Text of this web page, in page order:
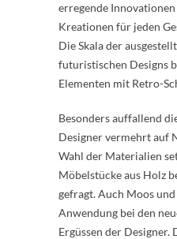
erregende
Kreationen für jeden
Die Skala der
futuristischen Designs
Elementen mit Retro-
Besonders auffallend
Designer vermehrt auf
Wahl der Materialien
Möbelstücke aus Holz
gefragt. Auch Moos
Anwendung bei den
Ergüssen der